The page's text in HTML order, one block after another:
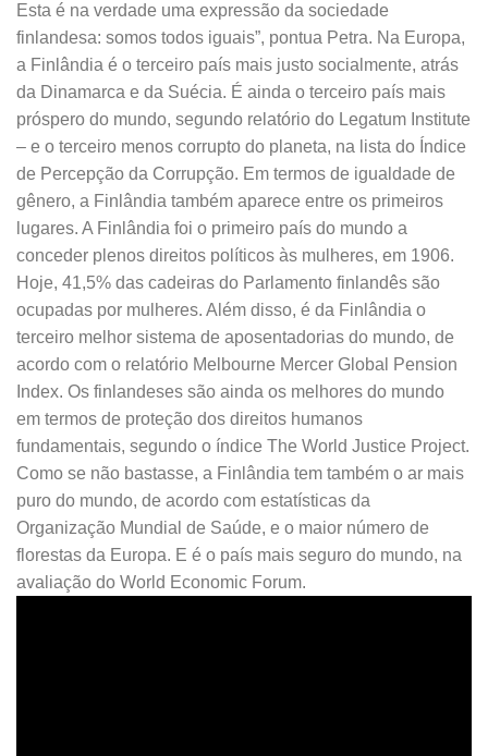
Esta é na verdade uma expressão da sociedade
finlandesa: somos todos iguais”, pontua Petra. Na Europa,
a Finlândia é o terceiro país mais justo socialmente, atrás
da Dinamarca e da Suécia. É ainda o terceiro país mais
próspero do mundo, segundo relatório do Legatum Institute
– e o terceiro menos corrupto do planeta, na lista do Índice
de Percepção da Corrupção. Em termos de igualdade de
gênero, a Finlândia também aparece entre os primeiros
lugares. A Finlândia foi o primeiro país do mundo a
conceder plenos direitos políticos às mulheres, em 1906.
Hoje, 41,5% das cadeiras do Parlamento finlandês são
ocupadas por mulheres. Além disso, é da Finlândia o
terceiro melhor sistema de aposentadorias do mundo, de
acordo com o relatório Melbourne Mercer Global Pension
Index. Os finlandeses são ainda os melhores do mundo
em termos de proteção dos direitos humanos
fundamentais, segundo o índice The World Justice Project.
Como se não bastasse, a Finlândia tem também o ar mais
puro do mundo, de acordo com estatísticas da
Organização Mundial de Saúde, e o maior número de
florestas da Europa. E é o país mais seguro do mundo, na
avaliação do World Economic Forum.